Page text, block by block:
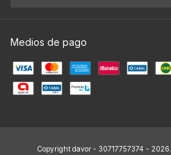
Medios de pago
Copyright davor - 30717757374 - 2026.